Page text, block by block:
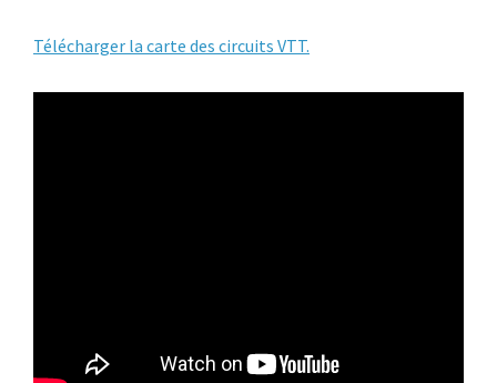
Télécharger la carte des circuits VTT.